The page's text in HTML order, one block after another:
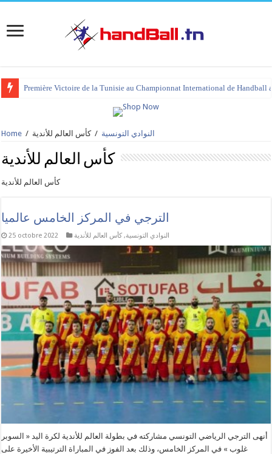
Première Victoire de la Tunisie au Championnat International de Handball
Home / النوادي التونسية / كأس العالم للأندية
كأس العالم للأندية
كأس العالم للأندية
الترجي في المركز الخامس عالميا
25 octobre 2022 النوادي التونسية, كأس العالم للأندية
أنهى الترجي الرياضي التونسي مشاركته في بطولة العالم للأندية لكرة اليد « السوبر
غلوب » في المركز الخامس، وذلك بعد الفوز في المباراة الترتيبية الأخيرة على